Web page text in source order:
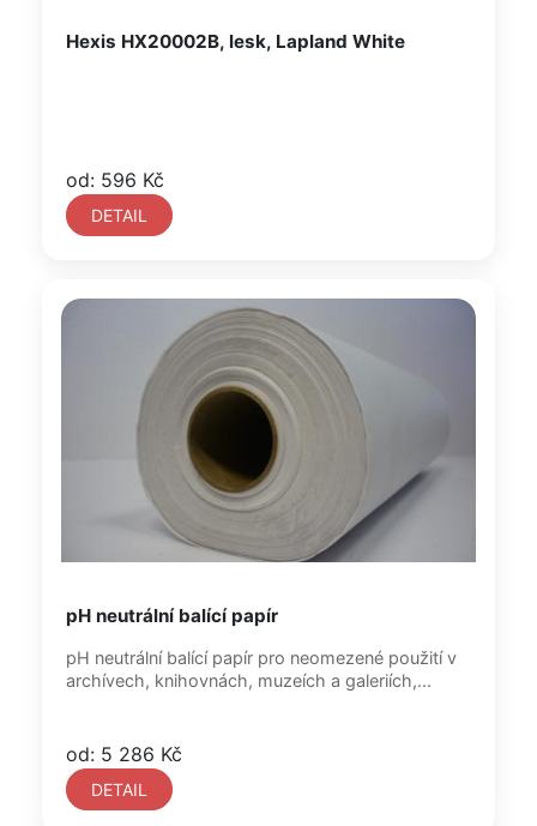
Hexis HX20002B, lesk, Lapland White
od: 596 Kč
DETAIL
pH neutrální balící papír
pH neutrální balící papír pro neomezené použití v
archívech, knihovnách, muzeích a galeriích,...
od: 5 286 Kč
DETAIL